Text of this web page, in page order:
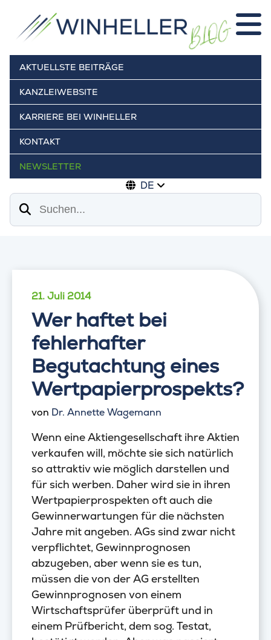
AKTUELLSTE BEITRÄGE
KANZLEIWEBSITE
KARRIERE BEI WINHELLER
KONTAKT
NEWSLETTER
DE
Suchen
21. Juli 2014
Wer haftet bei
fehlerhafter
Begutachtung eines
Wertpapierprospekts?
von Dr. Annette Wagemann
Wenn eine Aktiengesellschaft ihre Aktien
verkaufen will, möchte sie sich natürlich
so attraktiv wie möglich darstellen und
für sich werben. Daher wird sie in ihren
Wertpapierprospekten oft auch die
Gewinnerwartungen für die nächsten
Jahre mit angeben. AGs sind zwar nicht
verpflichtet, Gewinnprognosen
abzugeben, aber wenn sie es tun,
müssen die von der AG erstellten
Gewinnprognosen von einem
Wirtschaftsprüfer überprüft und in
einem Prüfbericht, dem sog. Testat,